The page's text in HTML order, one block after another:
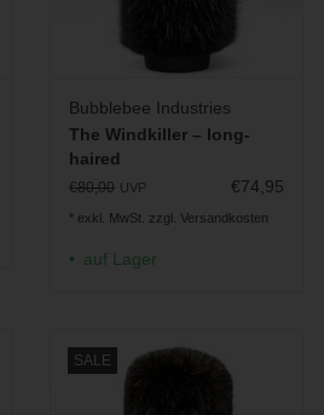
Bubblebee Industries
The Windkiller – long-
haired
€80,00 UVP €74,95
* exkl. MwSt. zzgl. Versandkosten
auf Lager
SALE
Handmikrofone